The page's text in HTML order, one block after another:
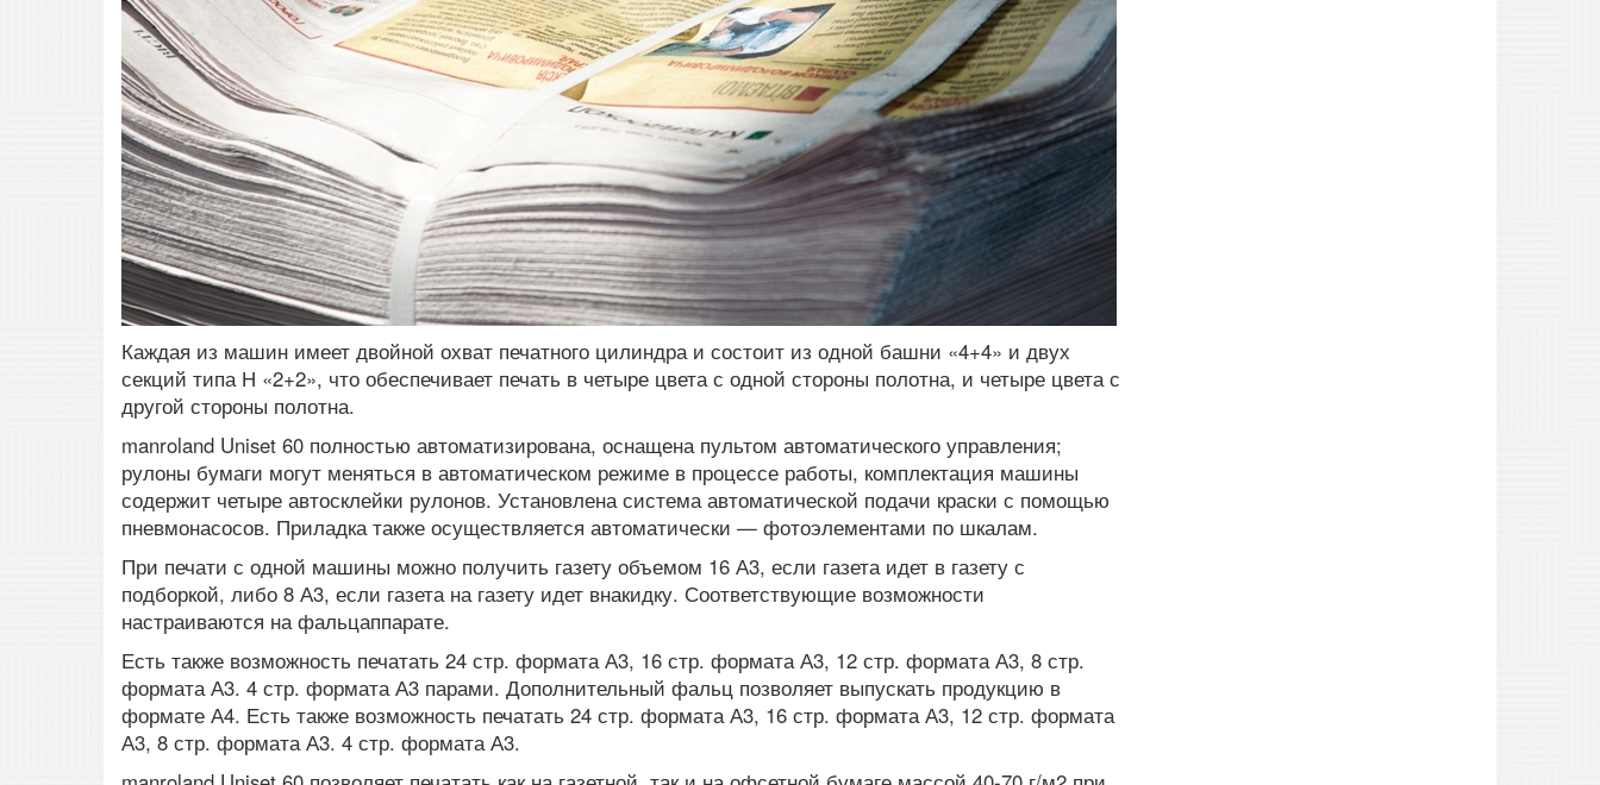
Каждая из машин имеет двойной охват печатного цилиндра и состоит из одной башни «4+4» и двух
секций типа Н «2+2», что обеспечивает печать в четыре цвета с одной стороны полотна, и четыре цвета с
другой стороны полотна.
manroland Uniset 60 полностью автоматизирована, оснащена пультом автоматического управления;
рулоны бумаги могут меняться в автоматическом режиме в процессе работы, комплектация машины
содержит четыре автосклейки рулонов. Установлена система автоматической подачи краски с помощью
пневмонасосов. Приладка также осуществляется автоматически — фотоэлементами по шкалам.
При печати с одной машины можно получить газету объемом 16 А3, если газета идет в газету с
подборкой, либо 8 А3, если газета на газету идет внакидку. Соответствующие возможности
настраиваются на фальцаппарате.
Есть также возможность печатать 24 стр. формата А3, 16 стр. формата А3, 12 стр. формата А3, 8 стр.
формата А3. 4 стр. формата А3 парами. Дополнительный фальц позволяет выпускать продукцию в
формате А4. Есть также возможность печатать 24 стр. формата А3, 16 стр. формата А3, 12 стр. формата
А3, 8 стр. формата А3. 4 стр. формата А3.